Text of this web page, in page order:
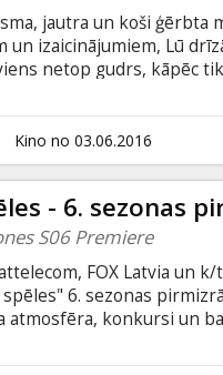
jautra un koši ģērbta
un izaicinājumiem, Lū
netop gudrs, kāpēc
ir zaudējis
Vils nemaz nevēlas.
angļu valodā ar
Kino no 03.06.2016
- 6. sezonas
S06 Premiere
FOX Latvia un
6. sezonas
atmosfēra, konkursi un
pirmizrādē! Kino